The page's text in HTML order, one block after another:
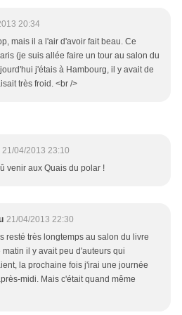
20:34
mais il a l'air d'avoir fait beau. Ce
(je suis allée faire un tour au salon du
j'étais à Hambourg, il y avait de
très froid. <br />
21/04/2013 23:10
venir aux Quais du polar !
21/04/2013 22:30
resté très longtemps au salon du livre
matin il y avait peu d'auteurs qui
la prochaine fois j'irai une journée
midi. Mais c'était quand même